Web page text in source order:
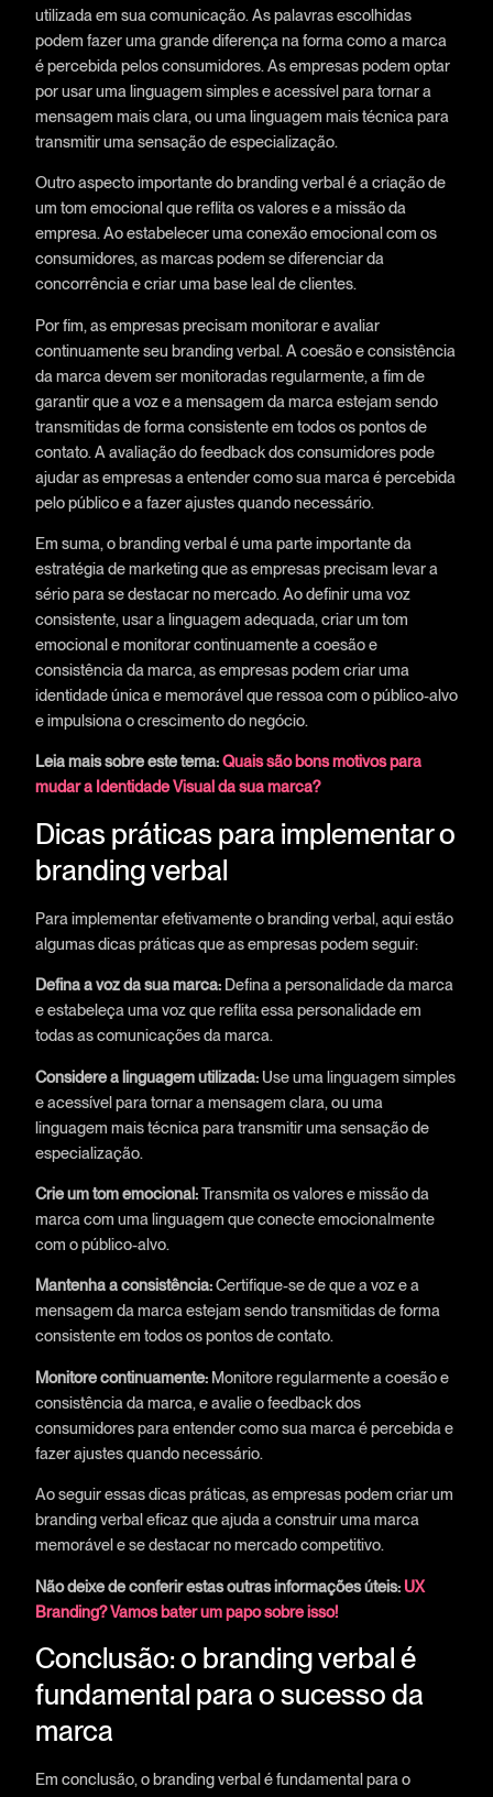
utilizada em sua comunicação. As palavras escolhidas
podem fazer uma grande diferença na forma como a marca
é percebida pelos consumidores. As empresas podem optar
por usar uma linguagem simples e acessível para tornar a
mensagem mais clara, ou uma linguagem mais técnica para
transmitir uma sensação de especialização.
Outro aspecto importante do branding verbal é a criação de
um tom emocional que reflita os valores e a missão da
empresa. Ao estabelecer uma conexão emocional com os
consumidores, as marcas podem se diferenciar da
concorrência e criar uma base leal de clientes.
Por fim, as empresas precisam monitorar e avaliar
continuamente seu branding verbal. A coesão e consistência
da marca devem ser monitoradas regularmente, a fim de
garantir que a voz e a mensagem da marca estejam sendo
transmitidas de forma consistente em todos os pontos de
contato. A avaliação do feedback dos consumidores pode
ajudar as empresas a entender como sua marca é percebida
pelo público e a fazer ajustes quando necessário.
Em suma, o branding verbal é uma parte importante da
estratégia de marketing que as empresas precisam levar a
sério para se destacar no mercado. Ao definir uma voz
consistente, usar a linguagem adequada, criar um tom
emocional e monitorar continuamente a coesão e
consistência da marca, as empresas podem criar uma
identidade única e memorável que ressoa com o público-alvo
e impulsiona o crescimento do negócio.
Leia mais sobre este tema:Quais são bons motivos para
mudar a Identidade Visual da sua marca?
Dicas práticas para implementar o
branding verbal
Para implementar efetivamente o branding verbal, aqui estão
algumas dicas práticas que as empresas podem seguir:
Defina a voz da sua marca:Defina a personalidade da marca
e estabeleça uma voz que reflita essa personalidade em
todas as comunicações da marca.
Considere a linguagem utilizada:Use uma linguagem simples
e acessível para tornar a mensagem clara, ou uma
linguagem mais técnica para transmitir uma sensação de
especialização.
Crie um tom emocional:Transmita os valores e missão da
marca com uma linguagem que conecte emocionalmente
com o público-alvo.
Mantenha a consistência:Certifique-se de que a voz e a
mensagem da marca estejam sendo transmitidas de forma
consistente em todos os pontos de contato.
Monitore continuamente: Monitore regularmente a coesão e
consistência da marca, e avalie o feedback dos
consumidores para entender como sua marca é percebida e
fazer ajustes quando necessário.
Ao seguir essas dicas práticas, as empresas podem criar um
branding verbal eficaz que ajuda a construir uma marca
memorável e se destacar no mercado competitivo.
Não deixe de conferir estas outras informações úteis: UX
Branding? Vamos bater um papo sobre isso!
Conclusão: o branding verbal é
fundamental para o sucesso da
marca
Em conclusão, o branding verbal é fundamental para o